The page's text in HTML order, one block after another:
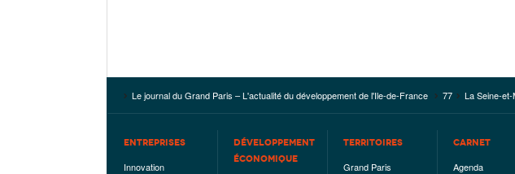
Le journal du Grand Paris – L'actualité du développement de l'Ile-de-France 77 La Seine-
ENTREPRISES
Innovation
DÉVELOPPEMENT
ÉCONOMIQUE
TERRITOIRES
Grand Paris
CARNET
Agenda